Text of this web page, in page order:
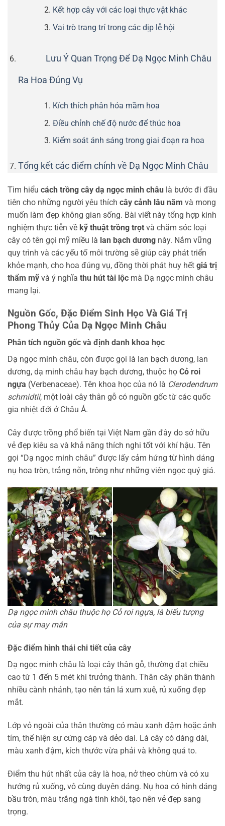
Kết hợp cây với các loại thực vật khác
Vai trò trang trí trong các dịp lễ hội
Lưu Ý Quan Trọng Để Dạ Ngọc Minh Châu
Ra Hoa Đúng Vụ
Kích thích phân hóa mầm hoa
Điều chỉnh chế độ nước để thúc hoa
Kiểm soát ánh sáng trong giai đoạn ra hoa
Tổng kết các điểm chính về Dạ Ngọc Minh Châu
Tìm hiểu cách trồng cây dạ ngọc minh châu là bước đi đầu
tiên cho những người yêu thích cây cảnh lâu năm và mong
muốn làm đẹp không gian sống. Bài viết này tổng hợp kinh
nghiệm thực tiễn về kỹ thuật trồng trọt và chăm sóc loại
cây có tên gọi mỹ miều là lan bạch dương này. Nắm vững
quy trình và các yếu tố môi trường sẽ giúp cây phát triển
khỏe mạnh, cho hoa đúng vụ, đồng thời phát huy hết giá trị
thẩm mỹ và ý nghĩa thu hút tài lộc mà Dạ ngọc minh châu
mang lại.
Nguồn Gốc, Đặc Điểm Sinh Học Và Giá Trị
Phong Thủy Của Dạ Ngọc Minh Châu
Phân tích nguồn gốc và định danh khoa học
Dạ ngọc minh châu, còn được gọi là lan bạch dương, lan
dương, dạ minh châu hay bạch dương, thuộc họ Cỏ roi
ngựa (Verbenaceae). Tên khoa học của nó là Clerodendrum
schmidtii, một loài cây thân gỗ có nguồn gốc từ các quốc
gia nhiệt đới ở Châu Á.
Cây được trồng phổ biến tại Việt Nam gần đây do sở hữu
vẻ đẹp kiêu sa và khả năng thích nghi tốt với khí hậu. Tên
gọi “Dạ ngọc minh châu” được lấy cảm hứng từ hình dáng
nụ hoa tròn, trắng nõn, trông như những viên ngọc quý giá.
Dạ ngọc minh châu thuộc họ Cỏ roi ngựa, là biểu tượng
của sự may mắn
Đặc điểm hình thái chi tiết của cây
Dạ ngọc minh châu là loại cây thân gỗ, thường đạt chiều
cao từ 1 đến 5 mét khi trưởng thành. Thân cây phân thành
nhiều cành nhánh, tạo nên tán lá xum xuê, rủ xuống đẹp
mắt.
Lớp vỏ ngoài của thân thường có màu xanh đậm hoặc ánh
tím, thể hiện sự cứng cáp và dẻo dai. Lá cây có dáng dài,
màu xanh đậm, kích thước vừa phải và không quá to.
Điểm thu hút nhất của cây là hoa, nở theo chùm và có xu
hướng rủ xuống, vô cùng duyên dáng. Nụ hoa có hình dáng
bầu tròn, màu trắng ngà tinh khôi, tạo nên vẻ đẹp sang
trọng.